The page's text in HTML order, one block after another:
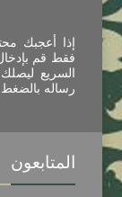
إذا أعجبك
فقط قم
السريع
رساله
المتابعون